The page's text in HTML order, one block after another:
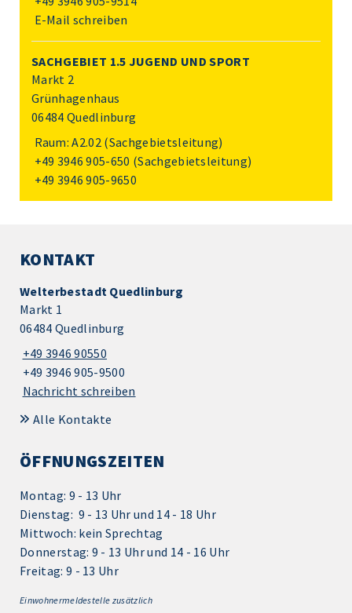
E-Mail schreiben
SACHGEBIET 1.5 JUGEND UND SPORT
Markt 2
Grünhagenhaus
06484 Quedlinburg
Raum: A2.02 (Sachgebietsleitung)
+49 3946 905-650 (Sachgebietsleitung)
+49 3946 905-9650
KONTAKT
Welterbestadt Quedlinburg
Markt 1
06484 Quedlinburg
+49 3946 90550
+49 3946 905-9500
Nachricht schreiben
Alle Kontakte
ÖFFNUNGSZEITEN
Montag: 9 - 13 Uhr
Dienstag: 9 - 13 Uhr und 14 - 18 Uhr
Mittwoch: kein Sprechtag
Donnerstag: 9 - 13 Uhr und 14 - 16 Uhr
Freitag: 9 - 13 Uhr
Einwohnermeldestelle zusätzlich